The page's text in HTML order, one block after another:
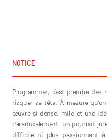
NOTICE
Programmer, c’est prendre des
risquer sa tête. À mesure
œuvre si dense, mille et une
Paradoxalement, on pourrait
difficile ni plus passionnant